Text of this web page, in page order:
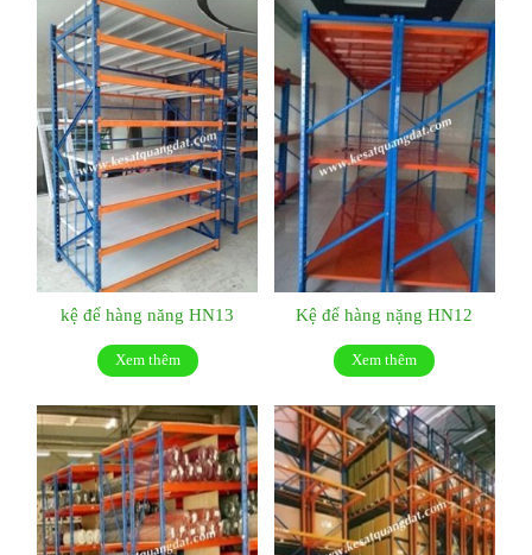
kệ để hàng năng HN13
Xem thêm
Kệ để hàng nặng HN12
Xem thêm